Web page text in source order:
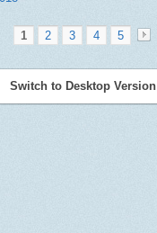
1 2 3 4 5
Switch to Desktop Version